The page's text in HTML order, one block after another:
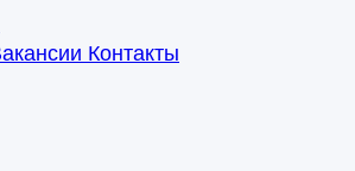
Контакты